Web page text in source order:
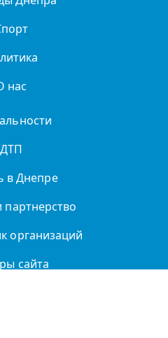
нас
ДТП
в Днепре
партнерство
организаций
сайта